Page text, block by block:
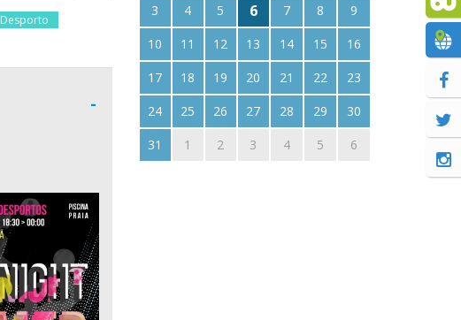
3
4 5 6 7 8
9
10
11 12 13 14 15
16
17
18 19 20 21 22
23
24
25 26 27 28 29
30
31
1 2 3 4 5 6
Desporto
-